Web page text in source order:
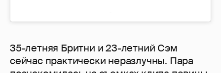
35-летняя Бритни и 23-летний Сэм
сейчас практически неразлучны. Пара